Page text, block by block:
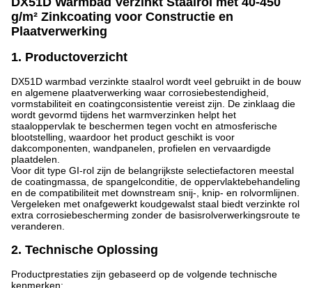
g/m² Zinkcoating voor Constructie en
Plaatverwerking
1. Productoverzicht
DX51D warmbad verzinkte staalrol wordt veel gebruikt in de bouw
en algemene plaatverwerking waar corrosiebestendigheid,
vormstabiliteit en coatingconsistentie vereist zijn. De zinklaag die
wordt gevormd tijdens het warmverzinken helpt het
staaloppervlak te beschermen tegen vocht en atmosferische
blootstelling, waardoor het product geschikt is voor
dakcomponenten, wandpanelen, profielen en vervaardigde
plaatdelen.
Voor dit type GI-rol zijn de belangrijkste selectiefactoren meestal
de coatingmassa, de spangelconditie, de oppervlaktebehandeling
en de compatibiliteit met downstream snij-, knip- en rolvormlijnen.
Vergeleken met onafgewerkt koudgewalst staal biedt verzinkte rol
extra corrosiebescherming zonder de basisrolverwerkingsroute te
veranderen.
2. Technische Oplossing
Productprestaties zijn gebaseerd op de volgende technische
kenmerken: